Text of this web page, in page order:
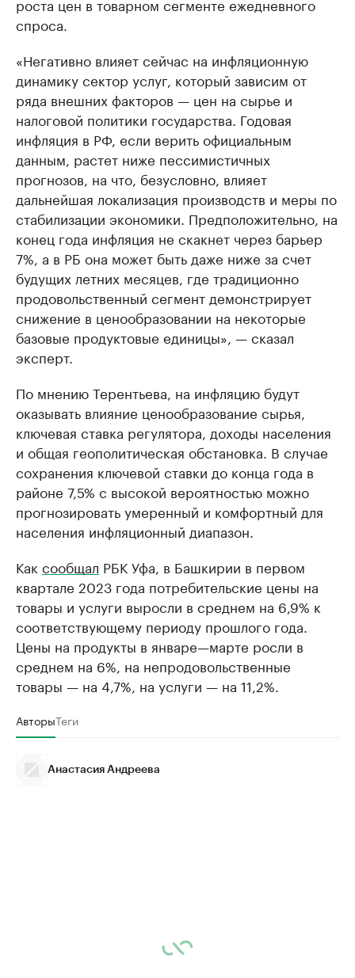
спроса.
«Негативно влияет сейчас на инфляционную
динамику сектор услуг, который зависим от
ряда внешних факторов — цен на сырье и
налоговой политики государства. Годовая
инфляция в РФ, если верить официальным
данным, растет ниже пессимистичных
прогнозов, на что, безусловно, влияет
дальнейшая локализация производств и меры по
стабилизации экономики. Предположительно, на
конец года инфляция не скакнет через барьер
7%, а в РБ она может быть даже ниже за счет
будущих летних месяцев, где традиционно
продовольственный сегмент демонстрирует
снижение в ценообразовании на некоторые
базовые продуктовые единицы», — сказал
эксперт.
По мнению Терентьева, на инфляцию будут
оказывать влияние ценообразование сырья,
ключевая ставка регулятора, доходы населения
и общая геополитическая обстановка. В случае
сохранения ключевой ставки до конца года в
районе 7,5% с высокой вероятностью можно
прогнозировать умеренный и комфортный для
населения инфляционный диапазон.
Как сообщал РБК Уфа, в Башкирии в первом
квартале 2023 года потребительские цены на
товары и услуги выросли в среднем на 6,9% к
соответствующему периоду прошлого года.
Цены на продукты в январе—марте росли в
среднем на 6%, на непродовольственные
товары — на 4,7%, на услуги — на 11,2%.
АвторыТеги
Анастасия Андреева